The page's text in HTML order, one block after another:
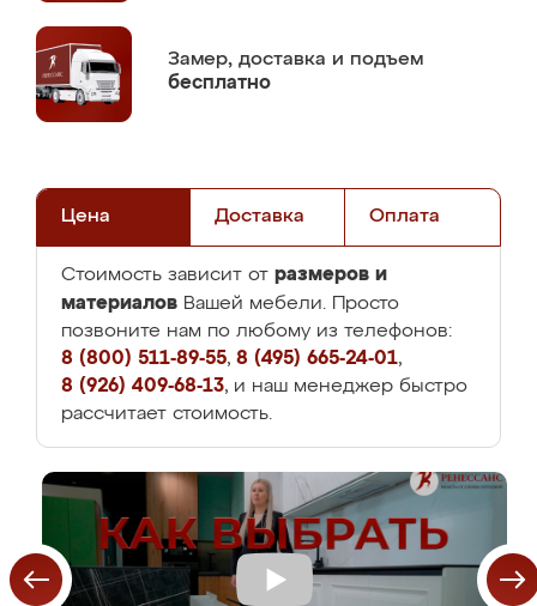
Замер, доставка и подъем
бесплатно
Цена Доставка Оплата
Стоимость зависит от размеров и
материалов Вашей мебели. Просто
позвоните нам по любому из телефонов:
8 (800) 511-89-55, 8 (495) 665-24-01,
8 (926) 409-68-13, и наш менеджер быстро
рассчитает стоимость.